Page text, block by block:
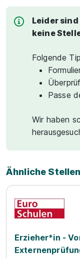
Leider
keine
Folgende
Passe
Wir haben
Ähnliche Stellen
Erzieher*in -